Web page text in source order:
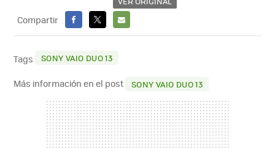
Compartir
FACEBOOK
X
E-
Tags SONY VAIO DUO 13
Más información en el post SONY VAIO DUO 13